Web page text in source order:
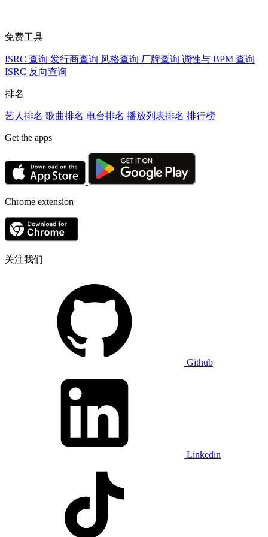
免费工具
ISRC 查询 发行商查询 风格查询 厂牌查询 调性与 BPM 查询
ISRC 反向查询
排名
艺人排名 歌曲排名 电台排名 播放列表排名 排行榜
Get the apps
Chrome extension
关注我们
Github
Linkedin